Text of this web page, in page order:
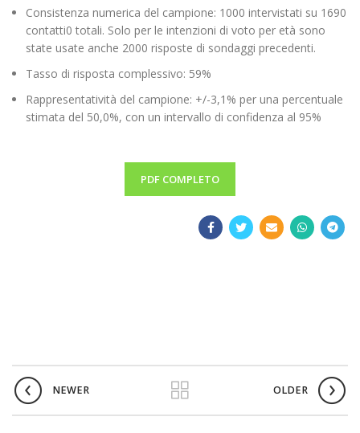
Consistenza numerica del campione: 1000 intervistati su 1690
contatti0 totali. Solo per le intenzioni di voto per età sono
state usate anche 2000 risposte di sondaggi precedenti.
Tasso di risposta complessivo: 59%
Rappresentatività del campione: +/-3,1% per una percentuale
stimata del 50,0%, con un intervallo di confidenza al 95%
PDF COMPLETO
NEWER OLDER